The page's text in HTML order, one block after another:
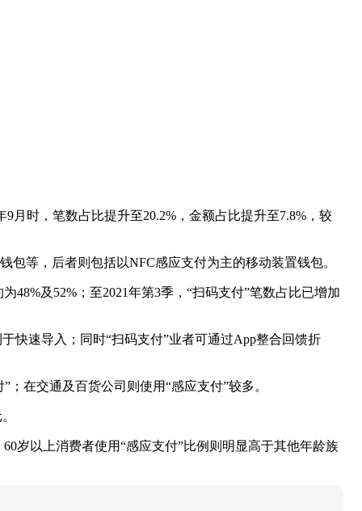
月时，笔数占比提升至20.2%，金额占比提升至7.8%，较
包等，后者则包括以NFC感应支付为主的移动装置钱包。
48%及52%；至2021年第3季，“扫码支付”笔数占比已增加
快速导入；同时“扫码支付”业者可通过App整合回馈折
在交通及百货公司则使用“感应支付”较多。
岁以上消费者使用“感应支付”比例则明显高于其他年龄族